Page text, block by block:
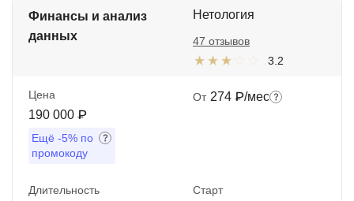
Финансы и анализ
данных
Нетология
3.2
47 отзывов
Цена
190 000 ₽
Ещё -5% по
промокоду
От 274 ₽/мес
Длительность Старт